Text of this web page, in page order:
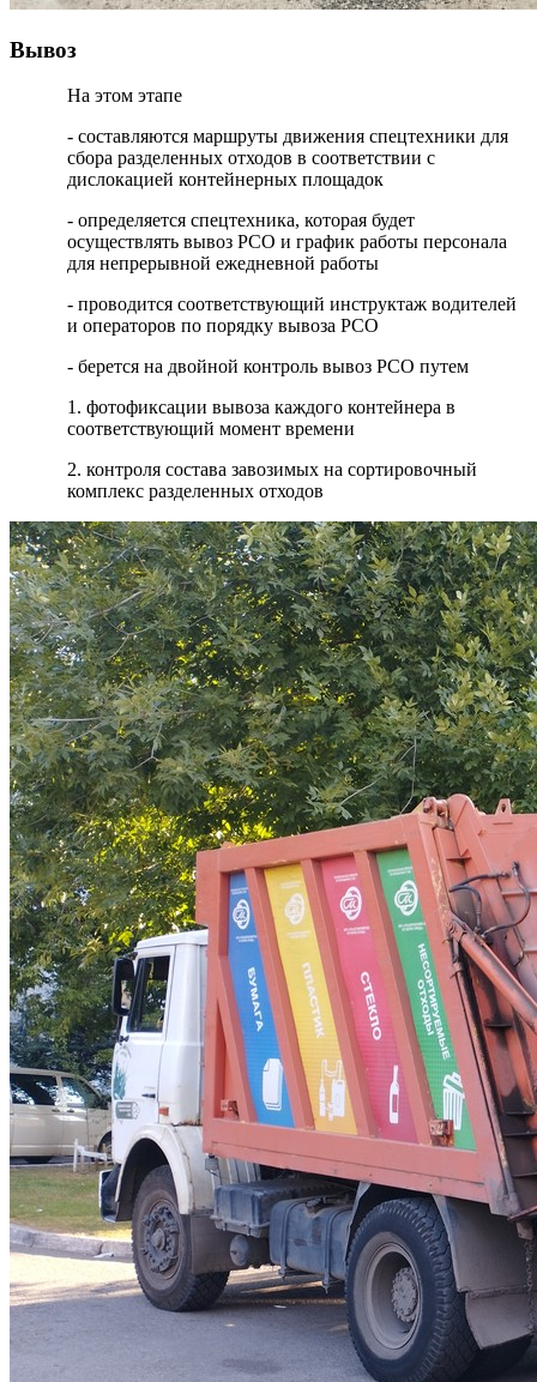
Вывоз
На этом этапе
- составляются маршруты движения спецтехники для
сбора разделенных отходов в соответствии с
дислокацией контейнерных площадок
- определяется спецтехника, которая будет
осуществлять вывоз РСО и график работы персонала
для непрерывной ежедневной работы
- проводится соответствующий инструктаж водителей
и операторов по порядку вывоза РСО
- берется на двойной контроль вывоз РСО путем
1. фотофиксации вывоза каждого контейнера в
соответствующий момент времени
2. контроля состава завозимых на сортировочный
комплекс разделенных отходов